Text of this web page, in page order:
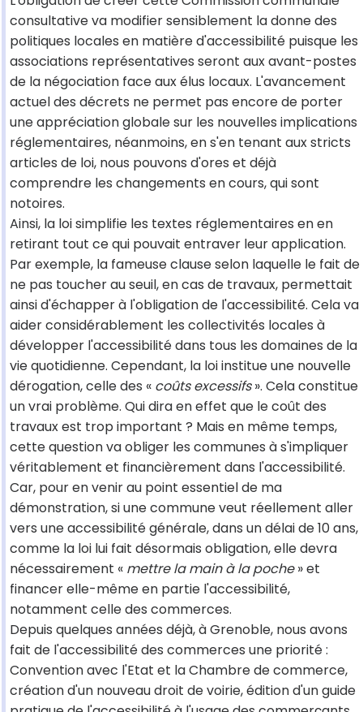
consultative va modifier sensiblement la donne des
politiques locales en matière d'accessibilité puisque les
associations représentatives seront aux avant-postes
de la négociation face aux élus locaux. L'avancement
actuel des décrets ne permet pas encore de porter
une appréciation globale sur les nouvelles implications
réglementaires, néanmoins, en s'en tenant aux stricts
articles de loi, nous pouvons d'ores et déjà
comprendre les changements en cours, qui sont
notoires.
Ainsi, la loi simplifie les textes réglementaires en en
retirant tout ce qui pouvait entraver leur application.
Par exemple, la fameuse clause selon laquelle le fait de
ne pas toucher au seuil, en cas de travaux, permettait
ainsi d'échapper à l'obligation de l'accessibilité. Cela va
aider considérablement les collectivités locales à
développer l'accessibilité dans tous les domaines de la
vie quotidienne. Cependant, la loi institue une nouvelle
dérogation, celle des « coûts excessifs». Cela constitue
un vrai problème. Qui dira en effet que le coût des
travaux est trop important ? Mais en même temps,
cette question va obliger les communes à s'impliquer
véritablement et financièrement dans l'accessibilité.
Car, pour en venir au point essentiel de ma
démonstration, si une commune veut réellement aller
vers une accessibilité générale, dans un délai de 10 ans,
comme la loi lui fait désormais obligation, elle devra
nécessairement « mettre la main à la poche» et
financer elle-même en partie l'accessibilité,
notamment celle des commerces.
Depuis quelques années déjà, à Grenoble, nous avons
fait de l'accessibilité des commerces une priorité :
Convention avec l'Etat et la Chambre de commerce,
création d'un nouveau droit de voirie, édition d'un guide